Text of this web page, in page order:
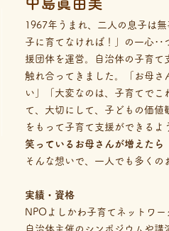
1967年うまれ、二人の息子は
子に育てなければ！」の一心‥
援団体を運営。自治体の子育
触れ合ってきました。「お母さ
い」「大変なのは、子育てで
て、大切にして、子どもの価
をもって子育て支援ができる
笑っているお母さんが増えた
そんな想いで、一人でも多く
実績・資格
NPOよしかわ子育てネットワ
自治体主催のシンポジウムや